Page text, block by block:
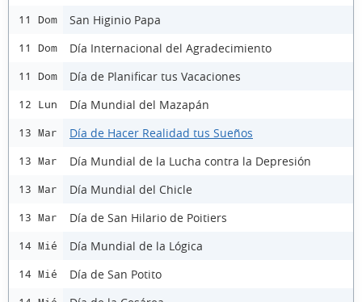
11 Dom San Higinio Papa
11 Dom Día Internacional del Agradecimiento
11 Dom Día de Planificar tus Vacaciones
12 Lun Día Mundial del Mazapán
13 Mar Día de Hacer Realidad tus Sueños
13 Mar Día Mundial de la Lucha contra la Depresión
13 Mar Día Mundial del Chicle
13 Mar Día de San Hilario de Poitiers
14 Mié Día Mundial de la Lógica
14 Mié Día de San Potito